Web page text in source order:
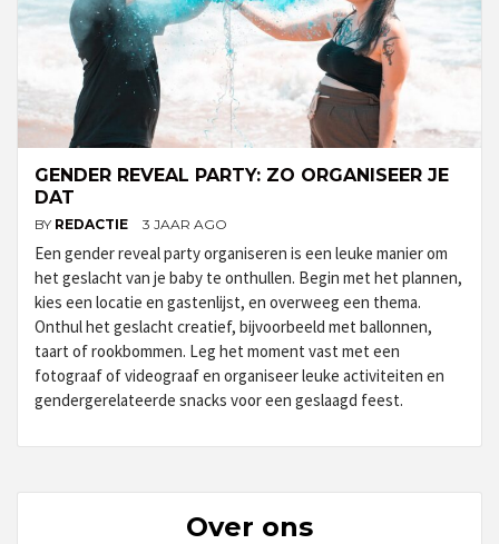
GENDER REVEAL PARTY: ZO ORGANISEER JE
DAT
BY REDACTIE 3 JAAR AGO
Een gender reveal party organiseren is een leuke manier om
het geslacht van je baby te onthullen. Begin met het plannen,
kies een locatie en gastenlijst, en overweeg een thema.
Onthul het geslacht creatief, bijvoorbeeld met ballonnen,
taart of rookbommen. Leg het moment vast met een
fotograaf of videograaf en organiseer leuke activiteiten en
gendergerelateerde snacks voor een geslaagd feest.
Over ons